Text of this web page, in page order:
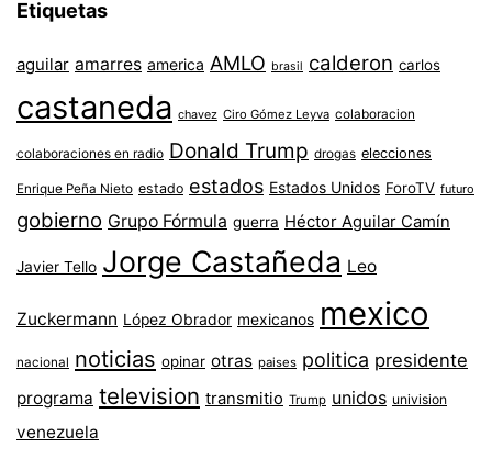
Etiquetas
aguilar amarres america AMLO brasil calderon carlos
castaneda chavez Ciro Gómez Leyva colaboracion
colaboraciones en radio Donald Trump drogas elecciones
Enrique Peña Nieto estado estados Estados Unidos ForoTV futuro
gobierno Grupo Fórmula guerra Héctor Aguilar Camín
Javier Tello Jorge Castañeda Leo
Zuckermann López Obrador mexicanos mexico
nacional noticias opinar otras paises politica presidente
programa television transmitio Trump unidos univision
venezuela